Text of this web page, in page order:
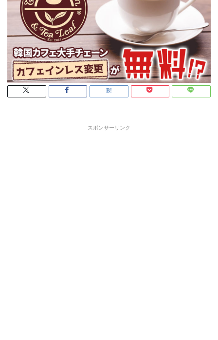
スポンサーリンク